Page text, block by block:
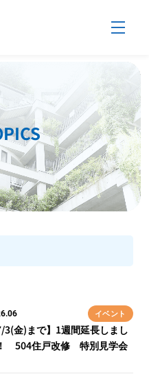
イベント
3(金)まで】1週間延長しまし
504住戸改修 特別見学会